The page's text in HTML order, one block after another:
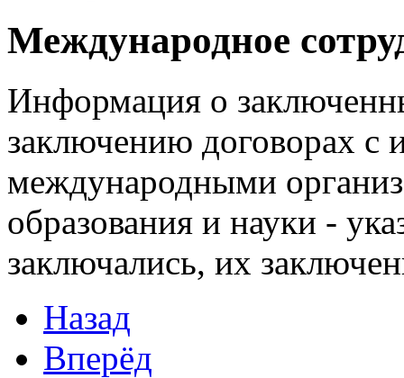
Международное
Информация о
заключению договорах
международными
образования и науки -
заключались, их
Назад
Вперёд